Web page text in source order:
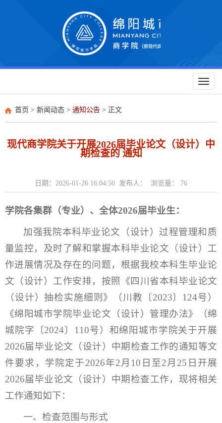
Toggle
首页 > 新闻动态 > 通知公告 > 正文
现代商学院关于开展2026届毕业论文（设计）中
期检查的 通知
日期：2026-01-26 16:04:50 发布人： 浏览量： 76
学院各集群（专业）、全体2026届毕业生：
加强我院本科毕业论文（设计）过程管理和质
量监控，及时了解和掌握本科毕业论文（设计）工
作进展情况及存在的问题，根据我校本科生毕业论
文（设计）工作安排，按照《四川省本科毕业论文
（设计）抽检实施细则》（川教〔2023〕124号）
《绵阳城市学院毕业论文（设计）管理办法》（绵
城院字〔2024〕110号）和绵阳城市学院关于开展
2026届毕业论文（设计）中期检查工作的通知等文
件要求，学院定于2026年2月10日至2月25日开展
2026届毕业论文（设计）中期检查工作，现将相关
工作通知如下：
一、检查范围与形式